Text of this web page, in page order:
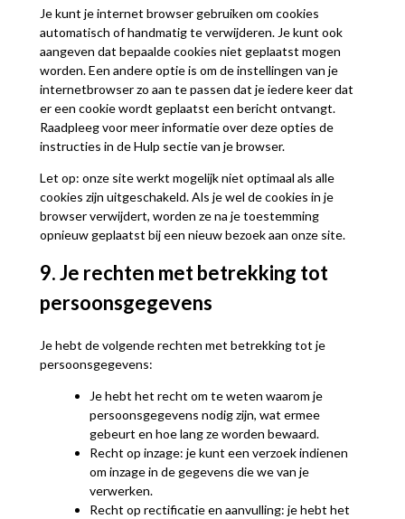
Je kunt je internet browser gebruiken om cookies
automatisch of handmatig te verwijderen. Je kunt ook
aangeven dat bepaalde cookies niet geplaatst mogen
worden. Een andere optie is om de instellingen van je
internetbrowser zo aan te passen dat je iedere keer dat
er een cookie wordt geplaatst een bericht ontvangt.
Raadpleeg voor meer informatie over deze opties de
instructies in de Hulp sectie van je browser.
Let op: onze site werkt mogelijk niet optimaal als alle
cookies zijn uitgeschakeld. Als je wel de cookies in je
browser verwijdert, worden ze na je toestemming
opnieuw geplaatst bij een nieuw bezoek aan onze site.
9. Je rechten met betrekking tot
persoonsgegevens
Je hebt de volgende rechten met betrekking tot je
persoonsgegevens:
Je hebt het recht om te weten waarom je
persoonsgegevens nodig zijn, wat ermee
gebeurt en hoe lang ze worden bewaard.
Recht op inzage: je kunt een verzoek indienen
om inzage in de gegevens die we van je
verwerken.
Recht op rectificatie en aanvulling: je hebt het